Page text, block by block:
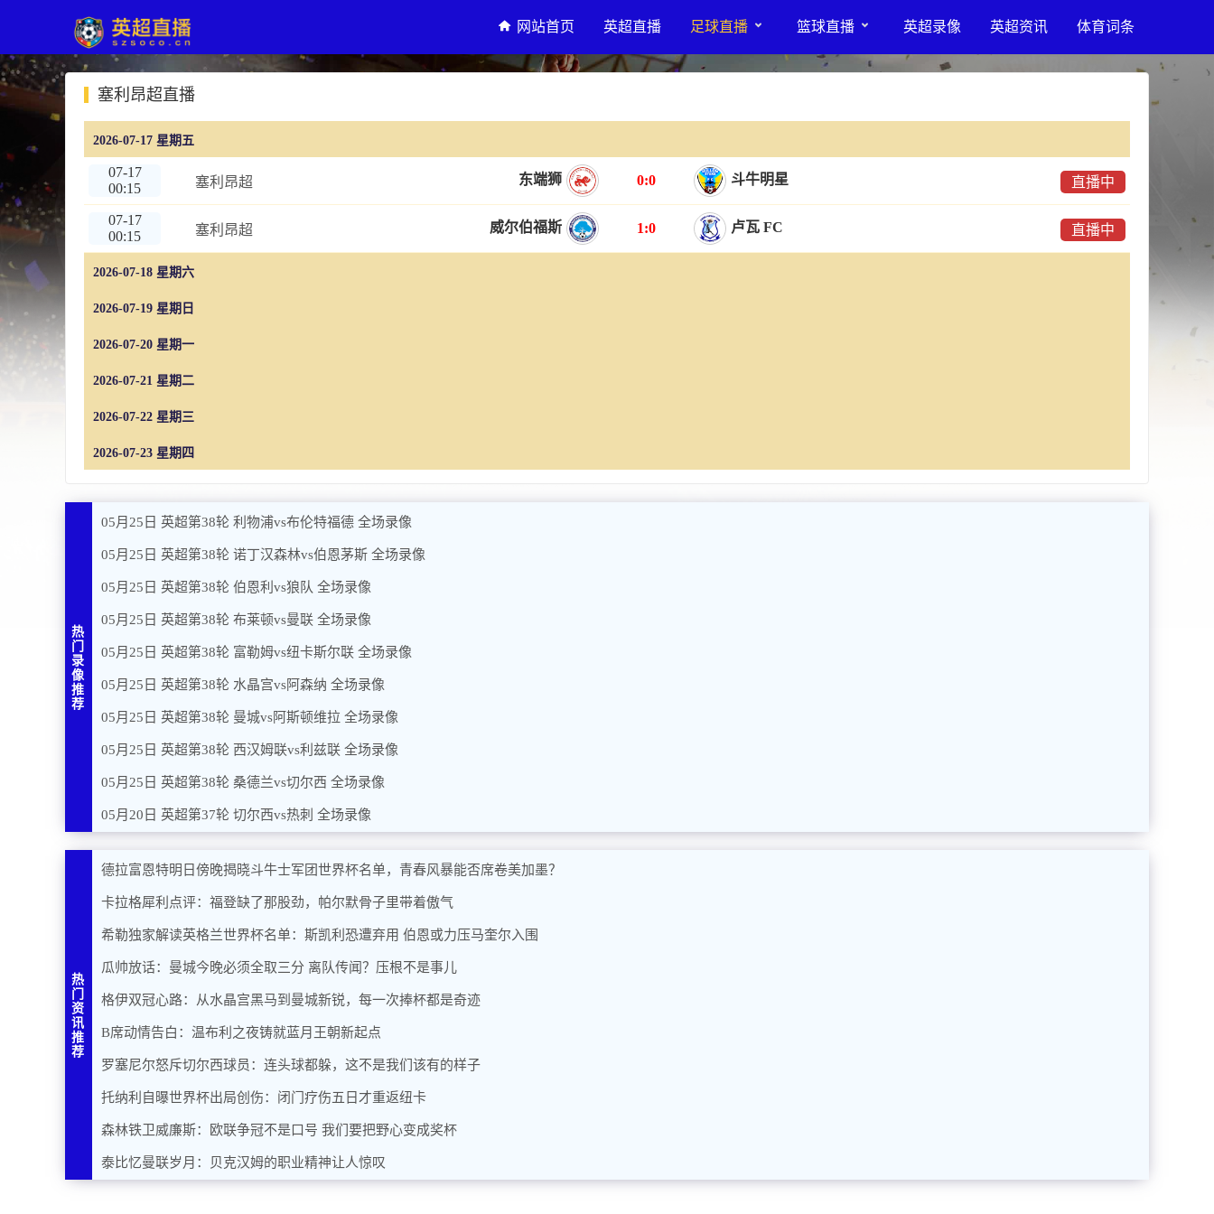
网站首页 英超直播 足球直播 篮球直播 英超录像 英超资讯 体育词条
塞利昂超直播
2026-07-17 星期五
07-17
00:15
塞利昂超 东端狮 0:0 斗牛明星 直播中
07-17
00:15
塞利昂超 威尔伯福斯 1:0 卢瓦 FC 直播中
2026-07-18 星期六
2026-07-19 星期日
2026-07-20 星期一
2026-07-21 星期二
2026-07-22 星期三
2026-07-23 星期四
热
门
录
像
推
荐
05月25日 英超第38轮 利物浦vs布伦特福德 全场录像
05月25日 英超第38轮 诺丁汉森林vs伯恩茅斯 全场录像
05月25日 英超第38轮 伯恩利vs狼队 全场录像
05月25日 英超第38轮 布莱顿vs曼联 全场录像
05月25日 英超第38轮 富勒姆vs纽卡斯尔联 全场录像
05月25日 英超第38轮 水晶宫vs阿森纳 全场录像
05月25日 英超第38轮 曼城vs阿斯顿维拉 全场录像
05月25日 英超第38轮 西汉姆联vs利兹联 全场录像
05月25日 英超第38轮 桑德兰vs切尔西 全场录像
05月20日 英超第37轮 切尔西vs热刺 全场录像
热
门
资
讯
推
荐
德拉富恩特明日傍晚揭晓斗牛士军团世界杯名单，青春风暴能否席卷美加墨？
卡拉格犀利点评：福登缺了那股劲，帕尔默骨子里带着傲气
希勒独家解读英格兰世界杯名单：斯凯利恐遭弃用 伯恩或力压马奎尔入围
瓜帅放话：曼城今晚必须全取三分 离队传闻？压根不是事儿
格伊双冠心路：从水晶宫黑马到曼城新锐，每一次捧杯都是奇迹
B席动情告白：温布利之夜铸就蓝月王朝新起点
罗塞尼尔怒斥切尔西球员：连头球都躲，这不是我们该有的样子
托纳利自曝世界杯出局创伤：闭门疗伤五日才重返纽卡
森林铁卫威廉斯：欧联争冠不是口号 我们要把野心变成奖杯
泰比忆曼联岁月：贝克汉姆的职业精神让人惊叹